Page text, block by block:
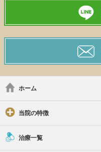
ホーム
当院の特徴
治療一覧